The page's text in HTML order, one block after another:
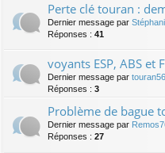
Perte clé touran :
Dernier message par
Réponses : 41
voyants ESP, ABS
Dernier message par
Réponses : 3
Problème de bague
Dernier message par
Réponses : 27